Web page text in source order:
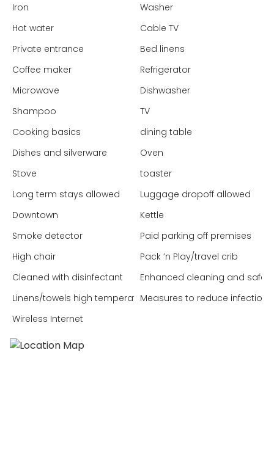
Iron
Washer
Hot water
Cable TV
Private entrance
Bed linens
Coffee maker
Refrigerator
Microwave
Dishwasher
Shampoo
TV
Cooking basics
dining table
Dishes and silverware
Oven
Stove
toaster
Long term stays allowed
Luggage dropoff allowed
Downtown
Kettle
Smoke detector
Paid parking off premises
High chair
Pack ’n Play/travel crib
Cleaned with disinfectant
Enhanced cleaning and
Linens/towels high temperature washedMeasures to reduce infection
Wireless Internet